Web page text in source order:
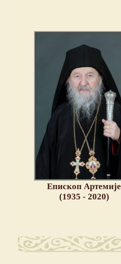
Епископ Артемије
(1935 - 2020)